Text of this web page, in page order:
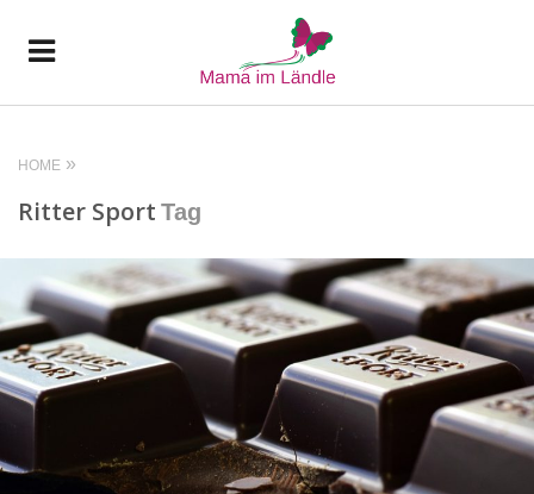
HOME
Ritter Sport Tag
READ MORE